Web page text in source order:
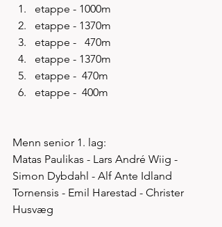
etappe - 1000m
etappe - 1370m
etappe -   470m
etappe - 1370m
etappe -  470m
etappe -  400m
Menn senior 1. lag:
Matas Paulikas - Lars André Wiig -
Simon Dybdahl - Alf Ante Idland
Tornensis - Emil Harestad - Christer
Husvæg